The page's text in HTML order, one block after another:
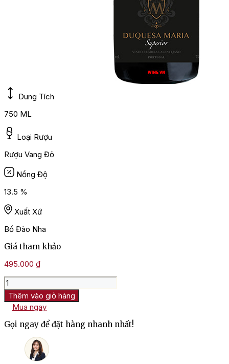
Dung Tích
750 ML
Loại Rượu
Rượu Vang Đỏ
Nồng Độ
13.5 %
Xuất Xứ
Bồ Đào Nha
Giá tham khảo
495.000 ₫
Rượu
Vang
Duquesa
Maria
Superior
số
Thêm vào giỏ hàng
Mua ngay
Gọi ngay để đặt hàng nhanh nhất!